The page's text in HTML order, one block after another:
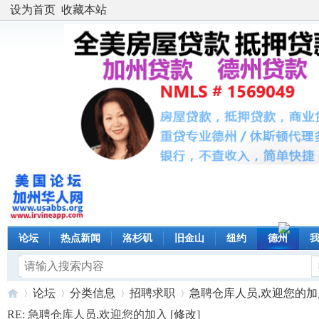
设为首页 收藏本站
论坛 热点新闻 洛杉矶 旧金山 纽约 德州
论坛 分类信息 招聘求职
急聘仓库人员,欢迎您的加
RE: 急聘仓库人员,欢迎您的加入 [修改]